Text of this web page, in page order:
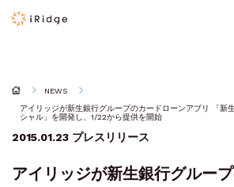
NEWS
アイリッジが新生銀行グループのカードローンアプリ 「新
シャル」を開発し、1/22から提供を開始
2015.01.23 プレスリリース
アイリッジが新生銀行グルー